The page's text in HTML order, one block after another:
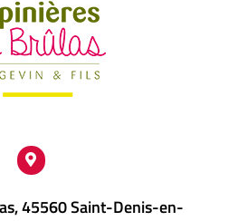
45560 Saint-Denis-en-